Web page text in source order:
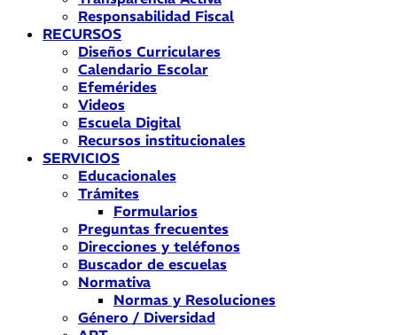
Responsabilidad Fiscal
RECURSOS
Diseños Curriculares
Calendario Escolar
Efemérides
Videos
Escuela Digital
Recursos institucionales
SERVICIOS
Educacionales
Trámites
Formularios
Preguntas frecuentes
Direcciones y teléfonos
Buscador de escuelas
Normativa
Normas y Resoluciones
Género / Diversidad